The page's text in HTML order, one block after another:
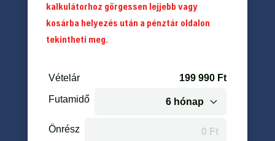
kalkulátorhoz görgessen lejjebb vagy
kosárba helyezés után a pénztár oldalon
tekintheti meg.